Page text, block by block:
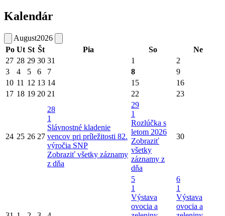
Kalendár
August2026
Po Ut St Št Pia So
Ne
27 28 29 30 31 1
2
3
4 5 6 7 8
9
10 11 12 13 14 15
16
17 18 19 20 21 22 23
24 25 26 27
28
1
Slávnostné kladenie
vencov pri príležitosti 82.
výročia SNP
Zobraziť všetky záznamy
z dňa
29
1
Rozlúčka s
letom 2026
Zobraziť
všetky
záznamy z
dňa
30
5
1
Výstava
ovocia a
6
1
Výstava
ovocia a